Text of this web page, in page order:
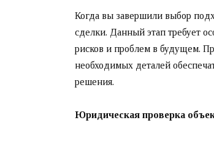
Когда вы завершили выбор
сделки. Данный этап требует
рисков и проблем в будущем.
необходимых деталей
решения.
Юридическая проверка